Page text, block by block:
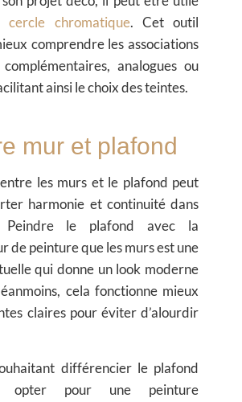
cercle chromatique. Cet outil
comprendre les associations
analogues ou
ainsi le choix des teintes.
mur et plafond
entre les murs et le plafond peut
harmonie et continuité dans
Peindre le plafond avec la
de peintureque les murs est une
qui donne un look moderne
cela fonctionne mieux
claires pour éviter d’alourdir
différencier le plafond
opter pour une peinture